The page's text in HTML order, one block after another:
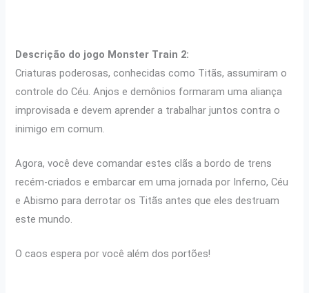
Descrição do jogo Monster Train 2:
Criaturas poderosas, conhecidas como Titãs, assumiram o
controle do Céu. Anjos e demônios formaram uma aliança
improvisada e devem aprender a trabalhar juntos contra o
inimigo em comum.
Agora, você deve comandar estes clãs a bordo de trens
recém-criados e embarcar em uma jornada por Inferno, Céu
e Abismo para derrotar os Titãs antes que eles destruam
este mundo.
O caos espera por você além dos portões!